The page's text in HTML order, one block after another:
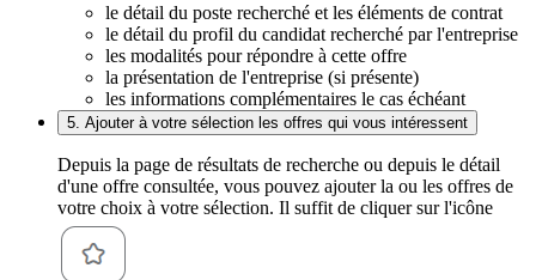
le détail du poste recherché et les éléments de contrat
le détail du profil du candidat recherché par l'entreprise
les modalités pour répondre à cette offre
la présentation de l'entreprise (si présente)
les informations complémentaires le cas échéant
5. Ajouter à votre sélection les offres qui vous intéressent
Depuis la page de résultats de recherche ou depuis le détail
d'une offre consultée, vous pouvez ajouter la ou les offres de
votre choix à votre sélection. Il suffit de cliquer sur l'icône